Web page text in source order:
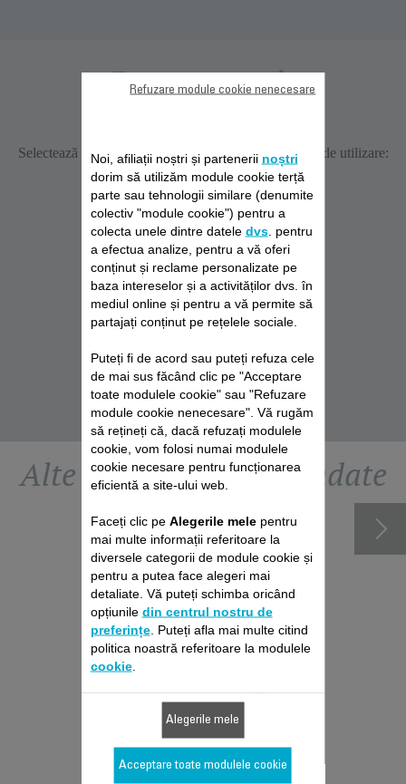
Documentație
Selectează limba dorită pentru afișarea instrucțiunilor de utilizare:
DESCĂRCAŢI
INSTRUCŢIUNILE
DESCĂRCAŢI
INSTRUCŢIUNILE
DE SIGURANŢĂ
DESCĂRCAŢI
Alte accesorii recomandate
PACHET DE REPARAȚII
ASPIRATOR VERTICAL
ROWENTA
Noi, afiliații noștri și partenerii noștri
dorim să utilizăm module cookie terță
parte sau tehnologii similare (denumite
colectiv "module cookie") pentru a
colecta unele dintre datele dvs. pentru
a efectua analize, pentru a vă oferi
conținut și reclame personalizate pe
baza intereselor și a activităților dvs. în
mediul online și pentru a vă permite să
partajați conținut pe rețelele sociale.
Puteți fi de acord sau puteți refuza cele
de mai sus făcând clic pe "Acceptare
toate modulele cookie" sau "Refuzare
module cookie nenecesare". Vă rugăm
să rețineți că, dacă refuzați modulele
cookie, vom folosi numai modulele
cookie necesare pentru funcționarea
eficientă a site-ului web.
Faceți clic pe Alegerile melepentru
mai multe informații referitoare la
diversele categorii de module cookie și
pentru a putea face alegeri mai
detaliate. Vă puteți schimba oricând
opțiunile din centrul nostru de
preferințe. Puteți afla mai multe citind
politica noastră referitoare la modulele
cookie.
Refuzare module cookie nenecesare
Alegerile mele
Acceptare toate modulele cookie